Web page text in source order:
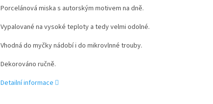
Porcelánová miska s autorským motivem na dně.
Vypalované na vysoké teploty a tedy velmi odolné.
Vhodná do myčky nádobí i do mikrovlnné trouby.
Dekorováno ručně.
Detailní informace